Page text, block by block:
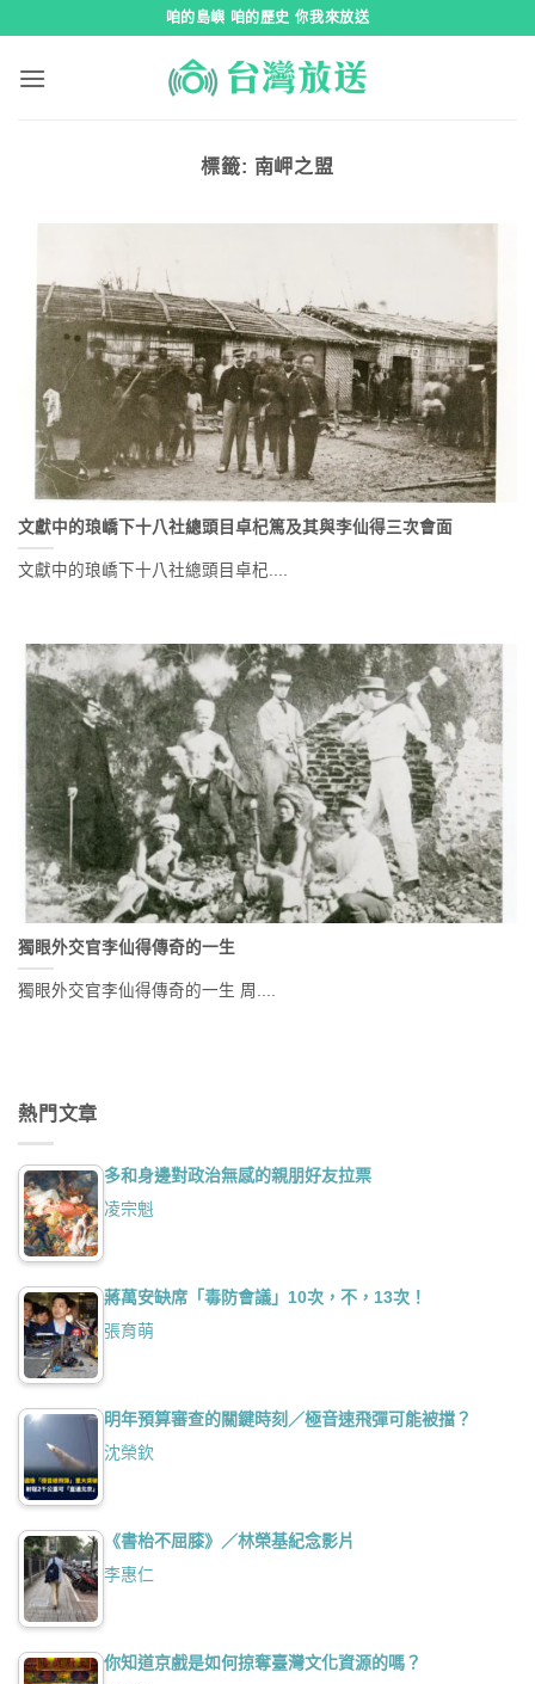
咱的島嶼 咱的歷史 你我來放送
標籤: 南岬之盟
文獻中的琅嶠下十八社總頭目卓杞篤及其與李仙得三次會面
文獻中的琅嶠下十八社總頭目卓杞....
獨眼外交官李仙得傳奇的一生
獨眼外交官李仙得傳奇的一生 周....
熱門文章
多和身邊對政治無感的親朋好友拉票
凌宗魁
蔣萬安缺席「毒防會議」10次，不，13次！
張育萌
明年預算審查的關鍵時刻／極音速飛彈可能被擋？
沈榮欽
《書枱不屈膝》／林榮基紀念影片
李惠仁
你知道京戲是如何掠奪臺灣文化資源的嗎？